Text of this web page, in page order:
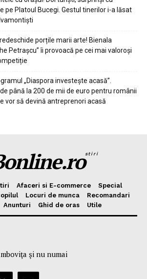
pe Platoul Bucegi. Gestul tinerilor i-a lăsat
porțile marii arte! Bienala
Petrașcu” îi provoacă pe cei mai valoroși
„Diaspora investește acasă”.
până la 200 de mii de euro pentru românii
vor să devină antreprenori acasă
stiri
Afaceri si E-commerce
Special
Locuri de munca
Recomandari
Anunturi Ghid de oras Utile
şi nu numai